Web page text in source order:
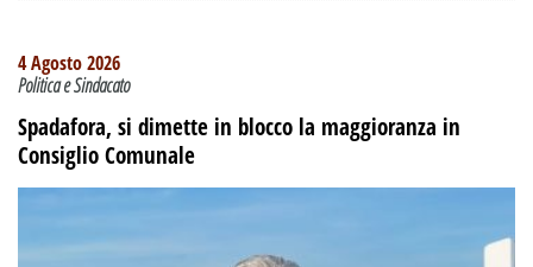
4 Agosto 2026
Politica e Sindacato
Spadafora, si dimette in blocco la maggioranza in
Consiglio Comunale